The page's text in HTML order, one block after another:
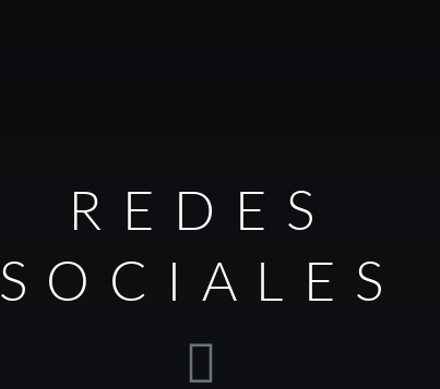
REDES
SOCIALES